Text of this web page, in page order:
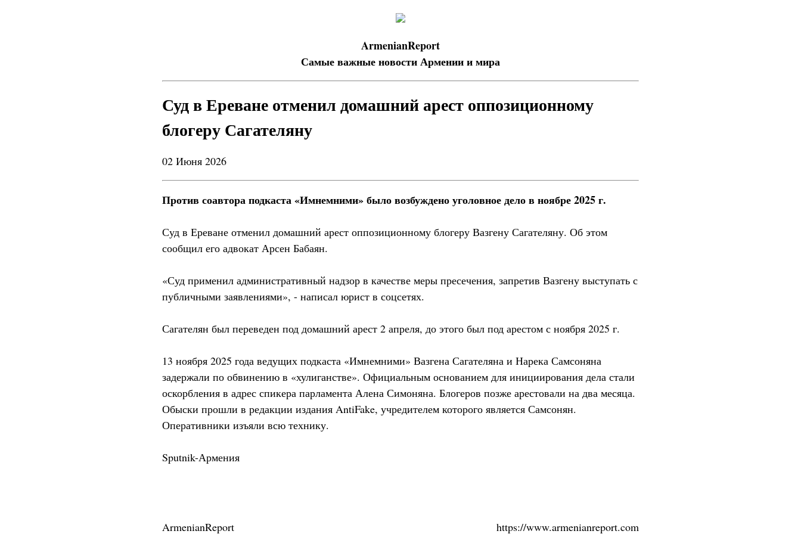
ArmenianReport
Самые важные новости Армении и мира
Суд в Ереване отменил домашний арест оппозиционному
блогеру Сагателяну
02 Июня 2026
Против соавтора подкаста «Имнемними» было возбуждено уголовное дело в ноябре 2025 г.
Суд в Ереване отменил домашний арест оппозиционному блогеру Вазгену Сагателяну. Об этом
сообщил его адвокат Арсен Бабаян.
«Суд применил административный надзор в качестве меры пресечения, запретив Вазгену выступать с
публичными заявлениями», - написал юрист в соцсетях.
Сагателян был переведен под домашний арест 2 апреля, до этого был под арестом с ноября 2025 г.
13 ноября 2025 года ведущих подкаста «Имнемними» Вазгена Сагателяна и Нарека Самсоняна
задержали по обвинению в «хулиганстве». Официальным основанием для инициирования дела стали
оскорбления в адрес спикера парламента Алена Симоняна. Блогеров позже арестовали на два месяца.
Обыски прошли в редакции издания AntiFake, учредителем которого является Самсонян.
Оперативники изъяли всю технику.
Sputnik-Армения
ArmenianReport https://www.armenianreport.com